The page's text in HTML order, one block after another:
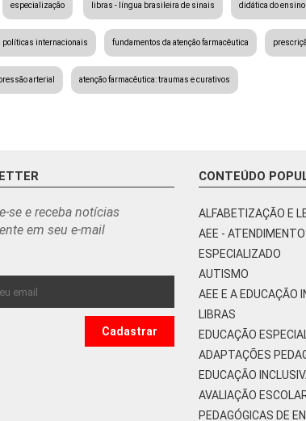
especialização libras - língua brasileira de sinais didática do
políticas internacionais fundamentos da atenção farmacêutica
arterial atenção farmacêutica: traumas e curativos
se e receba notícias
em seu e-mail
CONTEÚDO
ALFABETIZAÇÃO E
AEE -
ESPECIALIZADO
AUTISMO
AEE E A EDUCAÇÃO
LIBRAS
EDUCAÇÃO
ADAPTAÇÕES
EDUCAÇÃO
AVALIAÇÃO
PEDAGÓGICAS DE